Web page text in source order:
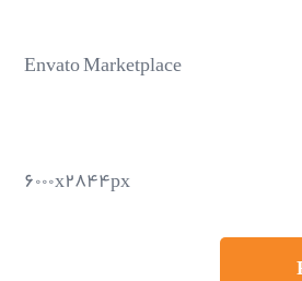
Envato Marketplace
۶۰۰۰x۲۸۴۴px